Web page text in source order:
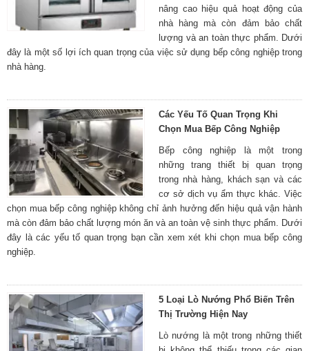
nâng cao hiệu quả hoạt động của
nhà hàng mà còn đảm bảo chất
lượng và an toàn thực phẩm. Dưới
đây là một số lợi ích quan trọng của việc sử dụng bếp công nghiệp trong
nhà hàng.
Các Yếu Tố Quan Trọng Khi
Chọn Mua Bếp Công Nghiệp
Bếp công nghiệp là một trong
những trang thiết bị quan trọng
trong nhà hàng, khách sạn và các
cơ sở dịch vụ ẩm thực khác. Việc
chọn mua bếp công nghiệp không chỉ ảnh hưởng đến hiệu quả vận hành
mà còn đảm bảo chất lượng món ăn và an toàn vệ sinh thực phẩm. Dưới
đây là các yếu tố quan trọng bạn cần xem xét khi chọn mua bếp công
nghiệp.
5 Loại Lò Nướng Phổ Biến Trên
Thị Trường Hiện Nay
Lò nướng là một trong những thiết